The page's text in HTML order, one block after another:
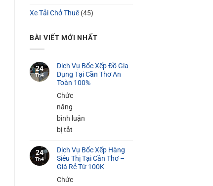
Xe Tải Chở Thuê (45)
BÀI VIẾT MỚI NHẤT
24
Th4
Dịch Vụ Bốc Xếp Đồ Gia
Dụng Tại Cần Thơ An
Toàn 100%
Chức
năng
bình luận
bị tắt
Vụ
Bốc
24
Th4
Dịch Vụ Bốc Xếp Hàng
Siêu Thị Tại Cần Thơ –
Giá Rẻ Từ 100K
Chức